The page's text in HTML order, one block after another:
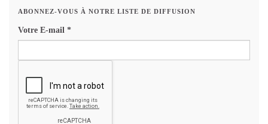
ABONNEZ-VOUS À NOTRE LISTE DE DIFFUSION
Votre E-mail *